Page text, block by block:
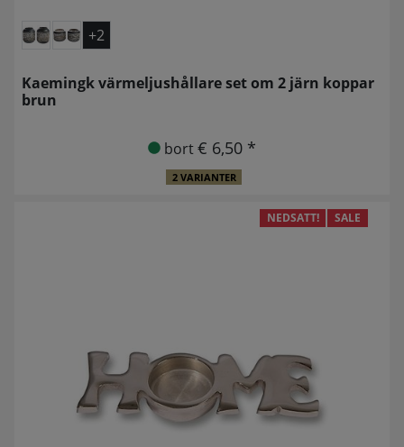
+2
Kaemingk värmeljushållare set om 2 järn koppar
brun
bort€ 6,50 *
2 VARIANTER
NEDSATT! SALE